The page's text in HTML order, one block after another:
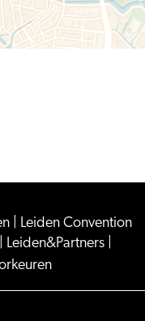
Leiden Convention
Leiden&Partners